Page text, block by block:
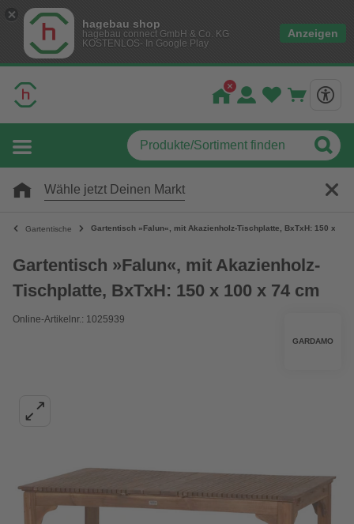
hagebau shop
hagebau connect GmbH & Co. KG
KOSTENLOS- In Google Play
Anzeigen
Wähle jetzt Deinen Markt
Gartentische Gartentisch »Falun«, mit Akazienholz-Tischplatte, BxTxH: 150 x
Gartentisch »Falun«, mit Akazienholz-
Tischplatte, BxTxH: 150 x 100 x 74 cm
Online-Artikelnr.: 1025939
GARDAMO